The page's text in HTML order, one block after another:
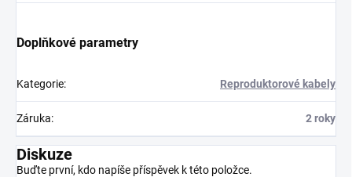
Doplňkové parametry
Kategorie: Reproduktorové kabely
Záruka: 2 roky
Diskuze
Buďte první, kdo napíše příspěvek k této položce.